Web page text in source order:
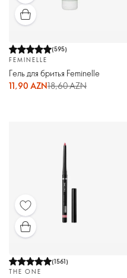
(595)
FEMINELLE
Гель для бритья Feminelle
11,90 AZN18,60 AZN
(1561)
THE ONE